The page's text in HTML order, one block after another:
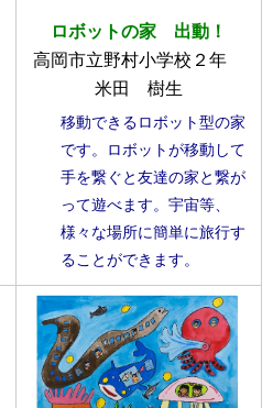
ロボットの家 出動！
高岡市立野村小学校２年
米田 樹生
移動できるロボット型の家
です。ロボットが移動して
手を繋ぐと友達の家と繋が
って遊べます。宇宙等、
様々な場所に簡単に旅行す
ることができます。